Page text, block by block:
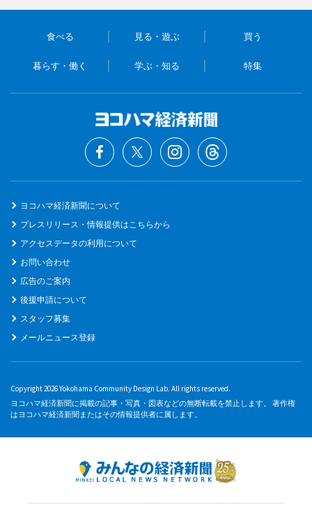
食べる 見る・遊ぶ 買う
暮らす・働く 学ぶ・知る 特集
ヨコハマ経済新聞について
プレスリリース・情報提供はこちらから
アクセスデータの利用について
お問い合わせ
広告のご案内
後援申請について
スタッフ募集
メールニュース登録
Copyright 2026 Yokohama Community Design Lab. All rights reserved.
ヨコハマ経済新聞に掲載の記事・写真・図表などの無断転載を禁止します。 著作権
はヨコハマ経済新聞またはその情報提供者に属します。